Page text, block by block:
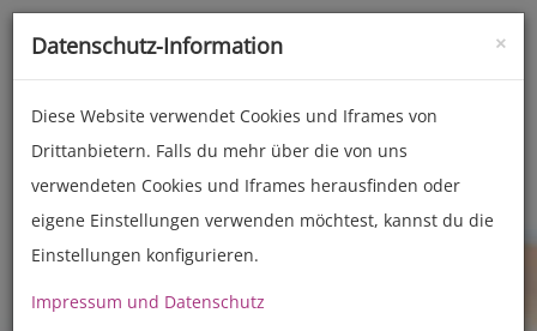
Toggle
×
Datenschutz-Information
Diese Website verwendet Cookies und Iframes von
Drittanbietern. Falls du mehr über die von uns
verwendeten Cookies und Iframes herausfinden oder
eigene Einstellungen verwenden möchtest, kannst du die
Einstellungen konfigurieren.
Impressum und Datenschutz